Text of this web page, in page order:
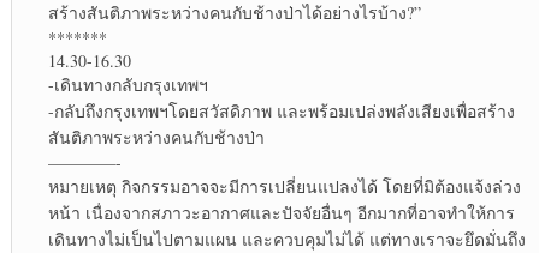
สร้างสันติภาพระหว่างคนกับช้างป่าได้อย่างไรบ้าง?”
*******
14.30-16.30
-เดินทางกลับกรุงเทพฯ
-กลับถึงกรุงเทพฯโดยสวัสดิภาพ และพร้อมเปล่งพลังเสียงเพื่อสร้าง
สันติภาพระหว่างคนกับช้างป่า
————-
หมายเหตุ กิจกรรมอาจจะมีการเปลี่ยนแปลงได้ โดยที่มิต้องแจ้งล่วง
หน้า เนื่องจากสภาวะอากาศและปัจจัยอื่นๆ อีกมากที่อาจทำให้การ
เดินทางไม่เป็นไปตามแผน และควบคุมไม่ได้ แต่ทางเราจะยึดมั่นถึง